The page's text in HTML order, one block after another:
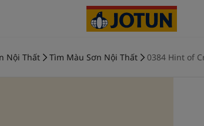
Nội Thất Tìm Màu Sơn Nội Thất 0384 Hint of